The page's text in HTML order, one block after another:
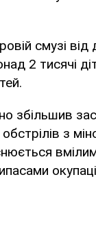
смузі
2 тисячі
збільшив
з